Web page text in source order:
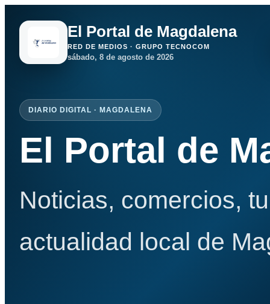
El Portal de Magdalena
RED DE MEDIOS · GRUPO TECNOCOM
sábado, 8 de agosto de 2026
DIARIO DIGITAL · MAGDALENA
El Portal de
Noticias, comercios,
actualidad local de